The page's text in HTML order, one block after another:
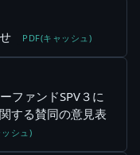
PDF(キャッシュ)
ファンドSPV３に
する賛同の意見表
シュ)